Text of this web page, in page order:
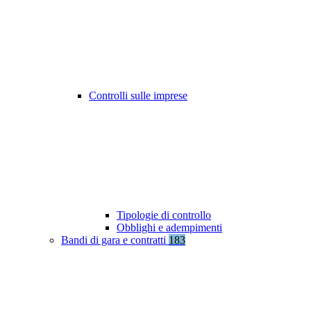
Controlli sulle imprese
Tipologie di controllo
Obblighi e adempimenti
Bandi di gara e contratti 183